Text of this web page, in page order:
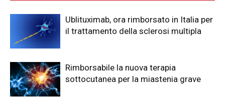
Ublituximab, ora rimborsato in Italia per
il trattamento della sclerosi multipla
Rimborsabile la nuova terapia
sottocutanea per la miastenia grave